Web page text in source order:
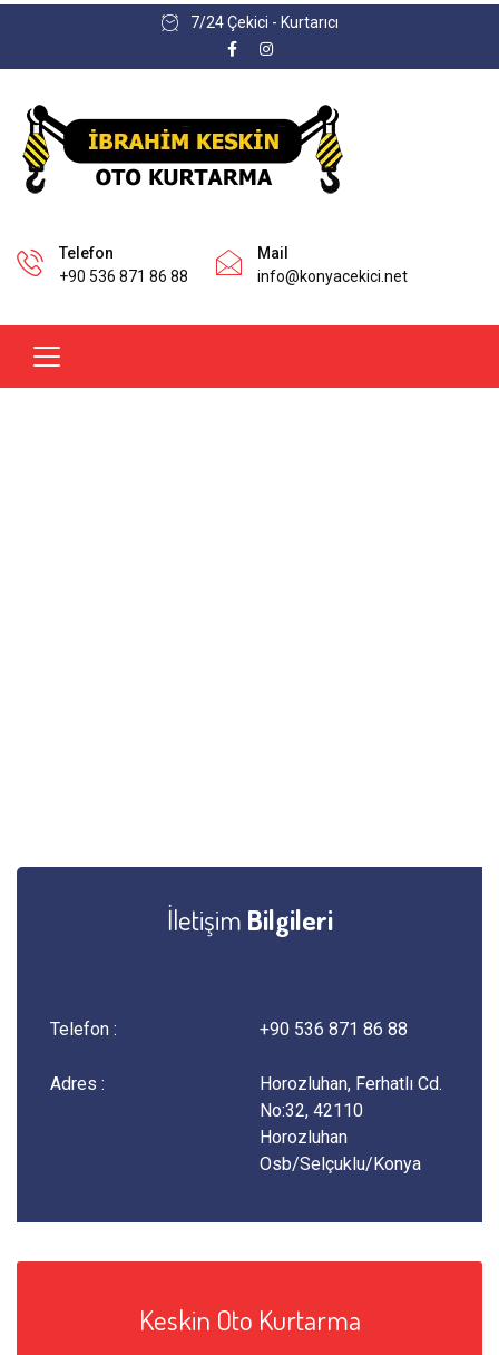
7/24 Çekici - Kurtarıcı
Telefon
+90 536 871 86 88
Mail
info@konyacekici.net
İletişim Bilgileri
Telefon : +90 536 871 86 88
Adres :
Horozluhan, Ferhatlı Cd.
No:32, 42110
Horozluhan
Osb/Selçuklu/Konya
Keskin Oto Kurtarma